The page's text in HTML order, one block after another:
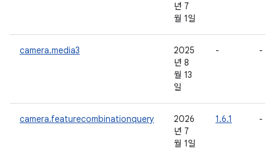
년 7
월 1일
camera.media3
2025
년 8
월 13
일
- -
camera.featurecombinationquery
2026
년 7
월 1일
1.6.1 -